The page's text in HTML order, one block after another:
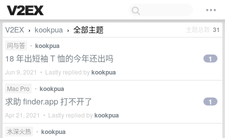
V2EX › kookpua › 全部主题 主题总数 31
问与答 • kookpua
18 年出短袖 T 恤的今年还出吗
Jun 9, 2021 • Lastly replied bykookpua
1
Mac Pro • kookpua
求助 finder.app 打不开了
Apr 21, 2021 • Lastly replied bykookpua
1
水深火热 • kookpua